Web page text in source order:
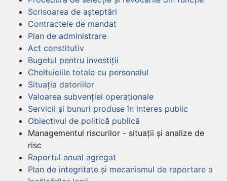
Scrisoarea de așteptări
Contractele de mandat
Plan de administrare
Act constitutiv
Bugetul pentru investiții
Cheltuielile totale cu personalul
Situația datoriilor
Valoarea subvenției operaționale
Servicii și bunuri produse în interes public
Obiectivul de politică publică
Managementul riscurilor - situații și analize de
risc
Raportul anual agregat
Plan de integritate și mecanismul de raportare a